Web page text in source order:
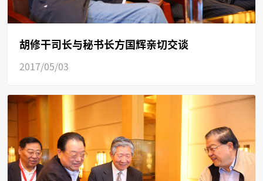
胡修干司长与秘书长方国辉亲切交谈
2017/05/03